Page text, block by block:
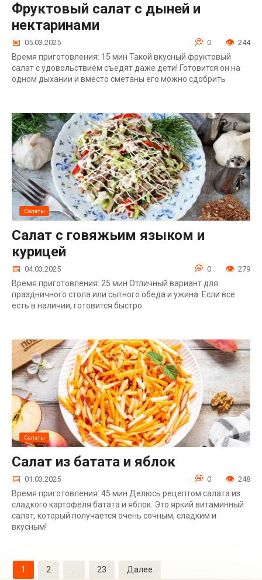
Фруктовый салат с дыней и
нектаринами
05.03.2025 0 244
Время приготовления: 15 мин Такой вкусный фруктовый
салат с удовольствием съедят даже дети! Готовится он на
одном дыхании и вместо сметаны его можно сдобрить
Салаты
Салат с говяжьим языком и
курицей
04.03.2025 0 279
Время приготовления: 25 мин Отличный вариант для
праздничного стола или сытного обеда и ужина. Если все
есть в наличии, готовится быстро.
Салаты
Салат из батата и яблок
01.03.2025 0 248
Время приготовления: 45 мин Делюсь рецептом салата из
сладкого картофеля батата и яблок. Это яркий витаминный
салат, который получается очень сочным, сладким и
вкусным!
Пагинация
записей
1 2 23 Далее